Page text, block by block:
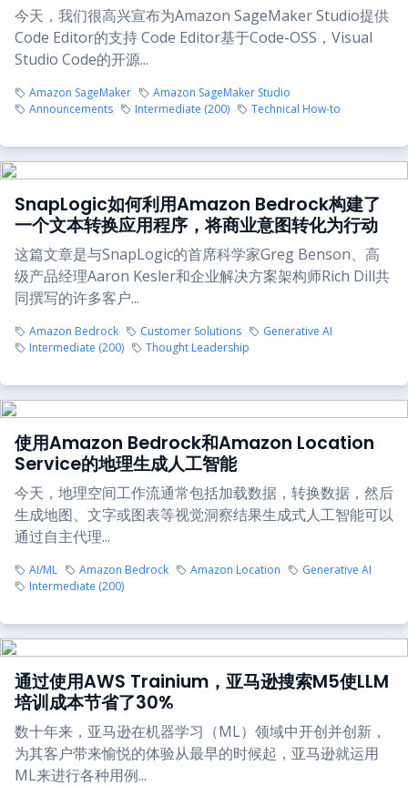
今天，我们很高兴宣布为Amazon SageMaker Studio提供
Code Editor的支持 Code Editor基于Code-OSS，Visual
Studio Code的开源...
Amazon SageMaker
Amazon SageMaker Studio
Announcements
Intermediate (200) Technical How-to
SnapLogic如何利用Amazon Bedrock构建了
一个文本转换应用程序，将商业意图转化为行动
这篇文章是与SnapLogic的首席科学家Greg Benson、高
级产品经理Aaron Kesler和企业解决方案架构师Rich Dill共
同撰写的许多客户...
Amazon Bedrock Customer Solutions
Generative AI
Intermediate (200)
Thought Leadership
使用Amazon Bedrock和Amazon Location
Service的地理生成人工智能
今天，地理空间工作流通常包括加载数据，转换数据，然后
生成地图、文字或图表等视觉洞察结果生成式人工智能可以
通过自主代理...
AI/ML Amazon Bedrock Amazon Location
Generative AI
Intermediate (200)
通过使用AWS Trainium，亚马逊搜索M5使LLM
培训成本节省了30%
数十年来，亚马逊在机器学习（ML）领域中开创并创新，
为其客户带来愉悦的体验从最早的时候起，亚马逊就运用
ML来进行各种用例...